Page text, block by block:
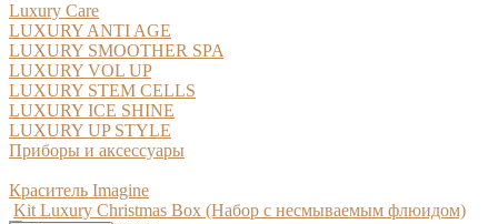
Luxury Care
LUXURY ANTI AGE
LUXURY SMOOTHER SPA
LUXURY VOL UP
LUXURY STEM CELLS
LUXURY ICE SHINE
LUXURY UP STYLE
Приборы и аксессуары
Краситель Imagine
Kit Luxury Christmas Box (Набор с несмываемым флюидом)